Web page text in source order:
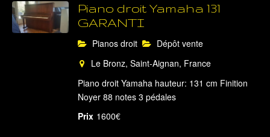
Piano droit Yamaha 131
GARANTI
Pianos droit
Dépôt vente
Le Bronz, Saint-Aignan, France
Piano droit Yamaha hauteur: 131 cm Finition
Noyer 88 notes 3 pédales
Prix 1600€